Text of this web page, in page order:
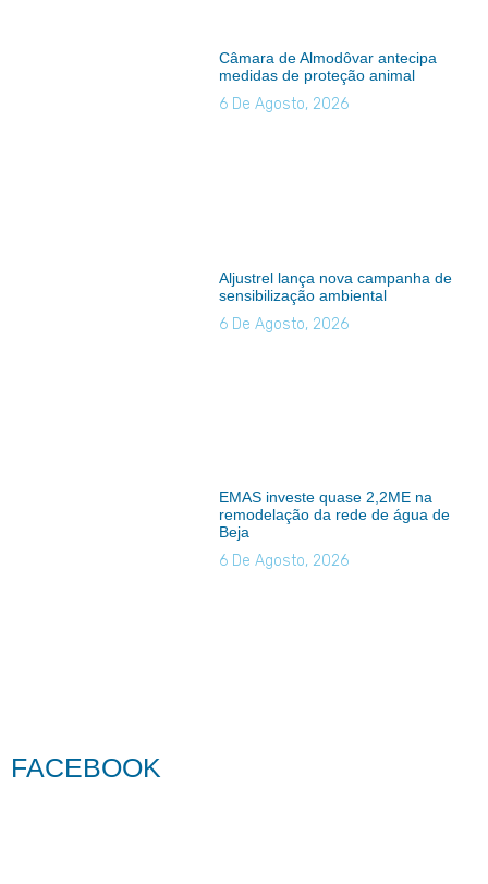
Câmara de Almodôvar antecipa
medidas de proteção animal
6 De Agosto, 2026
Aljustrel lança nova campanha de
sensibilização ambiental
6 De Agosto, 2026
EMAS investe quase 2,2ME na
remodelação da rede de água de
Beja
6 De Agosto, 2026
FACEBOOK